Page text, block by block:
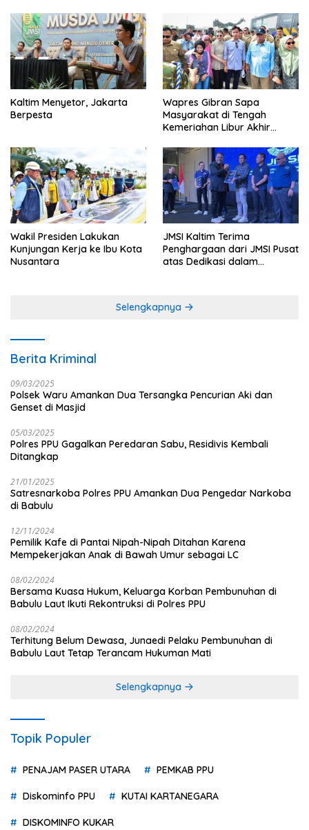
Kaltim Menyetor, Jakarta
Berpesta
Wapres Gibran Sapa
Masyarakat di Tengah
Kemeriahan Libur Akhir
Wakil Presiden Lakukan
Kunjungan Kerja ke Ibu Kota
Nusantara
JMSI Kaltim Terima
Penghargaan dari JMSI Pusat
atas Dedikasi dalam
Selengkapnya
Berita Kriminal
09/03/2025
Polsek Waru Amankan Dua Tersangka Pencurian Aki dan
Genset di Masjid
05/03/2025
Polres PPU Gagalkan Peredaran Sabu, Residivis Kembali
Ditangkap
21/01/2025
Satresnarkoba Polres PPU Amankan Dua Pengedar Narkoba
di Babulu
12/11/2024
Pemilik Kafe di Pantai Nipah-Nipah Ditahan Karena
Mempekerjakan Anak di Bawah Umur sebagai LC
08/02/2024
Bersama Kuasa Hukum, Keluarga Korban Pembunuhan di
Babulu Laut Ikuti Rekontruksi di Polres PPU
08/02/2024
Terhitung Belum Dewasa, Junaedi Pelaku Pembunuhan di
Babulu Laut Tetap Terancam Hukuman Mati
Selengkapnya
Topik Populer
PENAJAM PASER UTARA PEMKAB PPU
Diskominfo PPU KUTAI KARTANEGARA
DISKOMINFO KUKAR